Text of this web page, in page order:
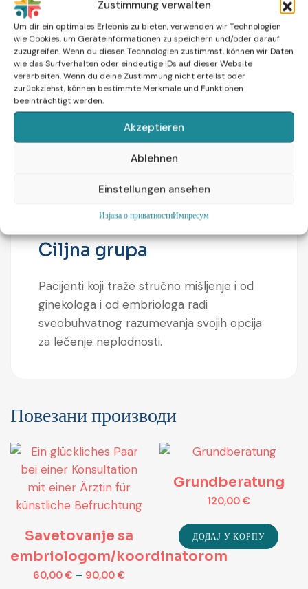
Zustimmung verwalten
Um dir ein optimales Erlebnis zu bieten, verwenden wir Technologien
wie Cookies, um Geräteinformationen zu speichern und/oder darauf
zuzugreifen. Wenn du diesen Technologien zustimmst, können wir Daten
wie das Surfverhalten oder eindeutige IDs auf dieser Website
verarbeiten. Wenn du deine Zustimmung nicht erteilst oder
zurückziehst, können bestimmte Merkmale und Funktionen
beeinträchtigt werden.
Akzeptieren
Ablehnen
Einstellungen ansehen
Изјава о приватностиИмпресум
Savetovanje od pola sata sa
ginekologom
Savetovanje od sat vremena sa
embriologom/koordinatorom
Analiza medicinske dokumentacije i
preporuke za dalje korake
Pomoć u odabiru i koordinaciji sa
odgovarajućom klinikom
oplodnji u željenoj zemlji sa svim
neophodnim informacijama
Ciljna grupa
Pacijenti koji traže stručno mišljenje i od
ginekologa i od embriologa radi
sveobuhvatnog razumevanja svojih opcija
za lečenje neplodnosti.
Повезани производи
Savetovanje sa
embriologom/koordinatorom
60,00€ – 90,00€
Grundberatung
120,00€
ДОДАЈ У КОРПУ